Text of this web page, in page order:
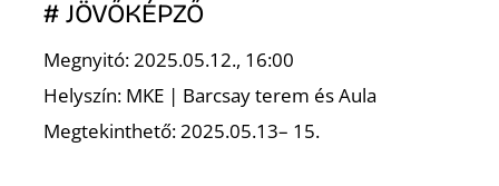
# JÖVŐKÉPZŐ
Megnyitó: 2025.05.12., 16:00
Helyszín: MKE | Barcsay terem és Aula
Megtekinthető: 2025.05.13– 15.